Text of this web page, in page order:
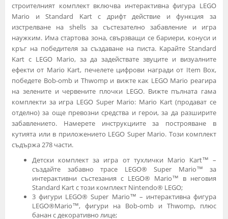
строителният комплект включва интерактивна фигура LEGO
Mario и Standard Kart с дрифт действие и функция за
изстрелване на shells за състезателно забавление и игра
наужким. Има стартова зона, свързващи се бариери, конуси и
кръг на победителя за създаване на писта. Карайте Standard
Kart с LEGO Mario, за да задействате звуците и визуалните
ефекти от Mario Kart, печелете цифрови награди от Item Box,
победете Bob-omb и Thwomp и вижте как LEGO Mario реагира
на зелените и червените плочки LEGO. Вижте пълната гама
комплекти за игра LEGO Super Mario: Mario Kart (продават се
отделно) за още превозни средства и герои, за да разширите
забавлението. Намерете инструкциите за построяване в
кутията или в приложението LEGO Super Mario. Този комплект
съдържа 278 части.
Детски комплект за игра от тухлички Mario Kart™ –
създайте забавно трасе LEGO® Super Mario™ за
интерактивни състезания с LEGO® Mario™ в неговия
Standard Kart с този комплект Nintendo® LEGO;
3 фигури LEGO® Super Mario™ – интерактивна фигура
LEGO®Mario™, фигури на Bob-omb и Thwomp, плюс
банан с декоративно лице;